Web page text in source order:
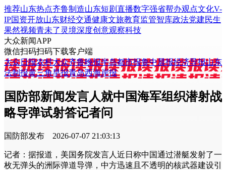
推荐山东热点齐鲁制造山东短剧直播数字强省帮办观点文化V-
IP国资开放山东财经交通健康文旅教育监管智库政法党建民生
果然视频青未了 灵境深度创意观察科技
大众新闻APP
微信扫码扫码下载客户端
大众日报农村大众齐鲁晚报半岛都市报鲁中晨报经济导报山东
法制报黄三角早报青岛西海岸报
国防部新闻发言人就中国海军组织潜射战
略导弹试射答记者问
国防部发布 2026-07-07 21:03:13
记者：据报道，美国务院发言人近日称中国通过潜艇发射了一
枚无弹头的洲际弹道导弹，中方迅速且不透明的核武器建设引